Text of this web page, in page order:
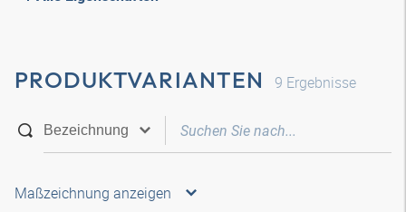
PRODUKTVARIANTEN 9 Ergebnisse
Maßzeichnung anzeigen